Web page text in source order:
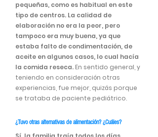
pequeñas, como es habitual en este
tipo de centros. La calidad de
elaboración no era la peor, pero
tampoco era muy buena, ya que
estaba falto de condimentación, de
aceite en algunos casos, lo cual hacía
la comida reseca. En sentido general, y
teniendo en consideración otras
experiencias, fue mejor, quizás porque
se trataba de paciente pediátrico.
¿Tuvo otras alternativas de alimentación? ¿Cuáles?